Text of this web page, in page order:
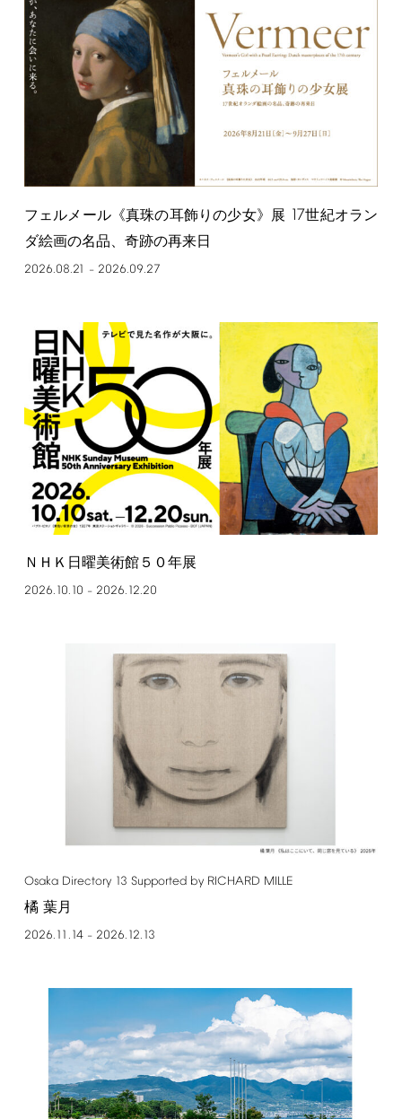
フェルメール《真珠の耳飾りの少女》展 17世紀オラン
ダ絵画の名品、奇跡の再来日
2026.08.21 – 2026.09.27
ＮＨＫ日曜美術館５０年展
2026.10.10 – 2026.12.20
Osaka Directory 13 Supported by RICHARD MILLE
橘 葉月
2026.11.14– 2026.12.13